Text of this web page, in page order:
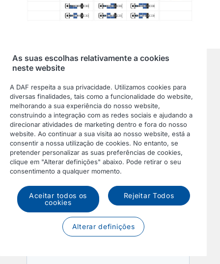
As suas escolhas relativamente a cookies
neste website
A DAF respeita a sua privacidade. Utilizamos cookies para
diversas finalidades, tais como a funcionalidade do website,
melhorando a sua experiência do nosso website,
construindo a integração com as redes sociais e ajudando a
direcionar atividades de marketing dentro e fora do nosso
website. Ao continuar a sua visita ao nosso website, está a
consentir a nossa utilização de cookies. No entanto, se
pretender personalizar as suas preferências de cookies,
clique em "Alterar definições" abaixo. Pode retirar o seu
consentimento a qualquer momento.
Aceitar todos os
cookies
Rejeitar Todos
Alterar definições